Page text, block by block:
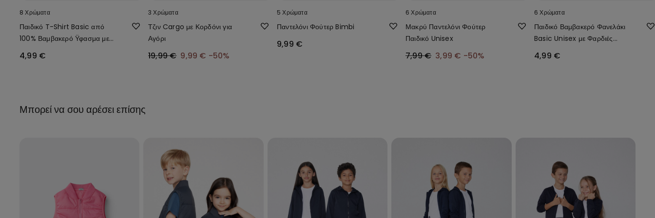
8 Χρώματα
Παιδικό T-Shirt Basic από
100% Βαμβακερό Ϋφασμα με
4,99 €
3 Χρώματα
Τζιν Cargo με Κορδόνι για
Αγόρι
19,99 € 9,99 € -50%
5 Χρώματα
Παντελόνι Φούτερ Bimbi
9,99 €
6 Χρώματα
Μακρύ Παντελόνι Φούτερ
Παιδικό Unisex
7,99 € 3,99 € -50%
6 Χρώματα
Παιδικό Βαμβακερό Φανελάκι
Basic Unisex με Φαρδιές
4,99 €
Μπορεί να σου αρέσει επίσης